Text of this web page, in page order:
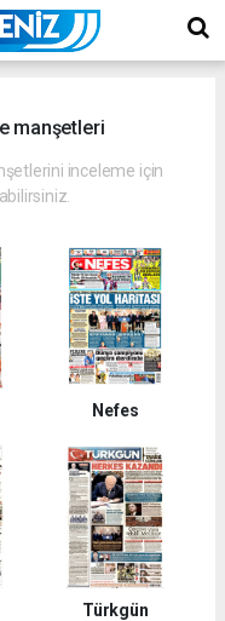
manşetleri
inceleme için
Nefes
Türkgün